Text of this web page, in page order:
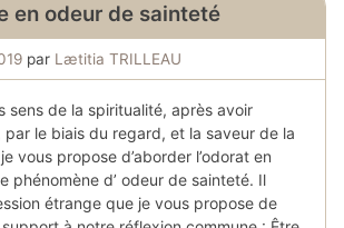
en odeur de sainteté
par Lætitia TRILLEAU
sens de la spiritualité, après avoir
par le biais du regard, et la saveur de la
vous propose d’aborder l’odorat en
phénomène d’ odeur de sainteté. Il
étrange que je vous propose de